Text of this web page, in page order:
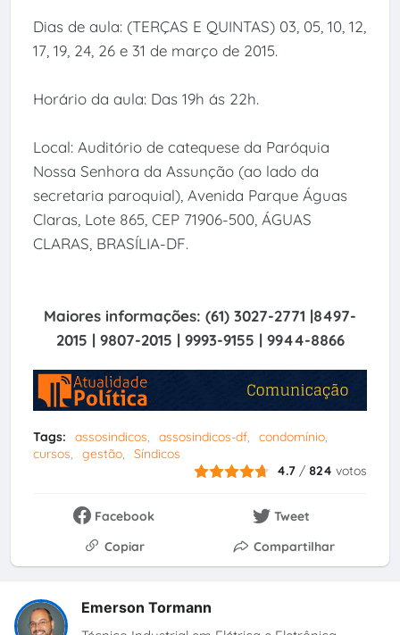
Dias de aula: (TERÇAS E QUINTAS) 03, 05, 10, 12,
17, 19, 24, 26 e 31 de março de 2015.
Horário da aula: Das 19h ás 22h.
Local: Auditório de catequese da Paróquia
Nossa Senhora da Assunção (ao lado da
secretaria paroquial), Avenida Parque Águas
Claras, Lote 865, CEP 71906-500, ÁGUAS
CLARAS, BRASÍLIA-DF.
Maiores informações: (61) 3027-2771 |8497-
2015 | 9807-2015 | 9993-9155 | 9944-8866
Tags: assosindicos assosindicos-df
condomínio
cursos
gestão
Síndicos
4.7 / 824 votos
Facebook
Tweet
Copiar
Compartilhar
Emerson Tormann